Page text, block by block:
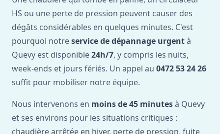
HS ou une perte de pression peuvent causer des
dégâts considérables en quelques minutes. C'est
pourquoi notreservice de dépannage urgentà
Quevy est disponible24h/7, y compris les nuits,
week-ends et jours fériés. Un appel au 0472 53 24 26
suffit pour mobiliser notre équipe.
Nous intervenons en moins de 45 minutesà Quevy
et ses environs pour les situations critiques :
chaudière arrêtée en hiver, perte de pression, fuite